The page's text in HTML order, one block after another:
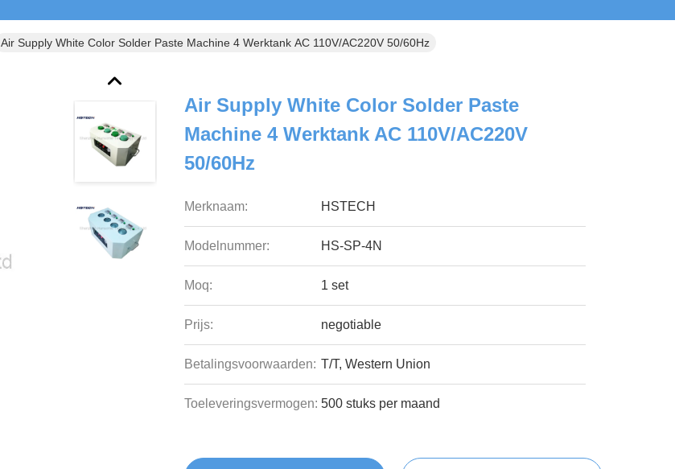
Air Supply White Color Solder Paste Machine 4 Werktank AC 110V/AC220V 50/60Hz
Air Supply White Color Solder Paste
Machine 4 Werktank AC 110V/AC220V
50/60Hz
Merknaam: HSTECH
Modelnummer: HS-SP-4N
Moq: 1 set
Prijs: negotiable
Betalingsvoorwaarden: T/T, Western Union
Toeleveringsvermogen: 500 stuks per maand